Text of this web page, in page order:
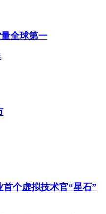
全球第一
个虚拟技术官“星石”